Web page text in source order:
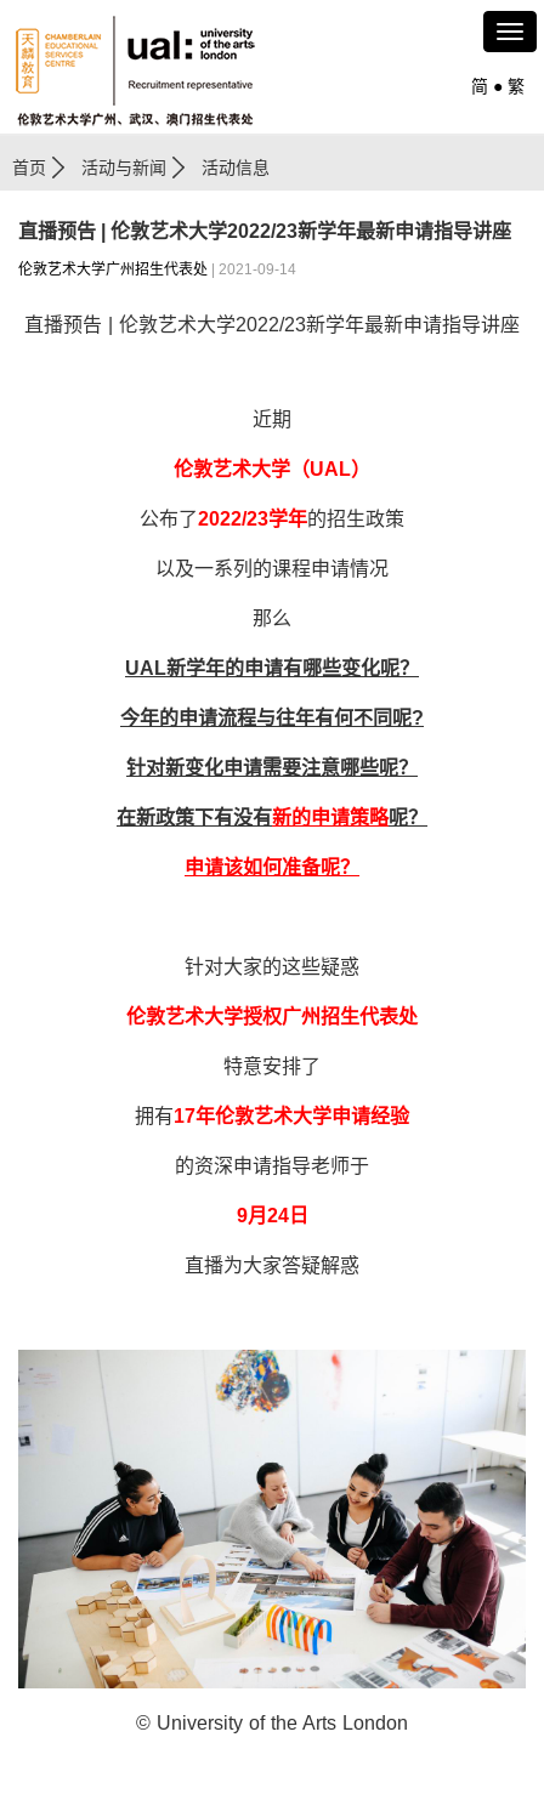
简 ● 繁
首页 活动与新闻 活动信息
直播预告 | 伦敦艺术大学2022/23新学年最新申请指导讲座
伦敦艺术大学广州招生代表处 | 2021-09-14
直播预告 | 伦敦艺术大学2022/23新学年最新申请指导讲座
近期
伦敦艺术大学（UAL）
公布了2022/23学年的招生政策
以及一系列的课程申请情况
那么
UAL新学年的申请有哪些变化呢？
今年的申请流程与往年有何不同呢?
针对新变化申请需要注意哪些呢？
在新政策下有没有新的申请策略呢？
申请该如何准备呢？
针对大家的这些疑惑
伦敦艺术大学授权广州招生代表处
特意安排了
拥有17年伦敦艺术大学申请经验
的资深申请指导老师于
9月24日
直播为大家答疑解惑
© University of the Arts London